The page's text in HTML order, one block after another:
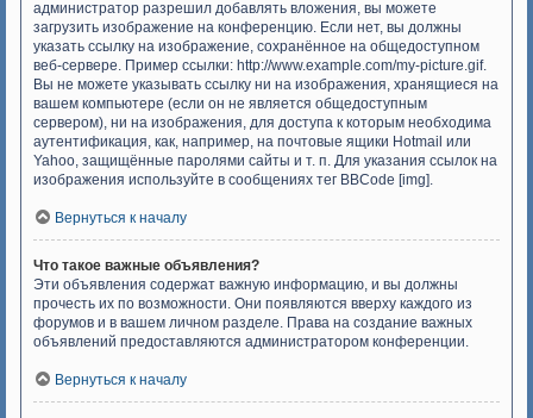
администратор разрешил добавлять вложения, вы можете
загрузить изображение на конференцию. Если нет, вы должны
указать ссылку на изображение, сохранённое на общедоступном
веб-сервере. Пример ссылки: http://www.example.com/my-picture.gif.
Вы не можете указывать ссылку ни на изображения, хранящиеся на
вашем компьютере (если он не является общедоступным
сервером), ни на изображения, для доступа к которым необходима
аутентификация, как, например, на почтовые ящики Hotmail или
Yahoo, защищённые паролями сайты и т. п. Для указания ссылок на
изображения используйте в сообщениях тег BBCode [img].
Вернуться к началу
Что такое важные объявления?
Эти объявления содержат важную информацию, и вы должны
прочесть их по возможности. Они появляются вверху каждого из
форумов и в вашем личном разделе. Права на создание важных
объявлений предоставляются администратором конференции.
Вернуться к началу